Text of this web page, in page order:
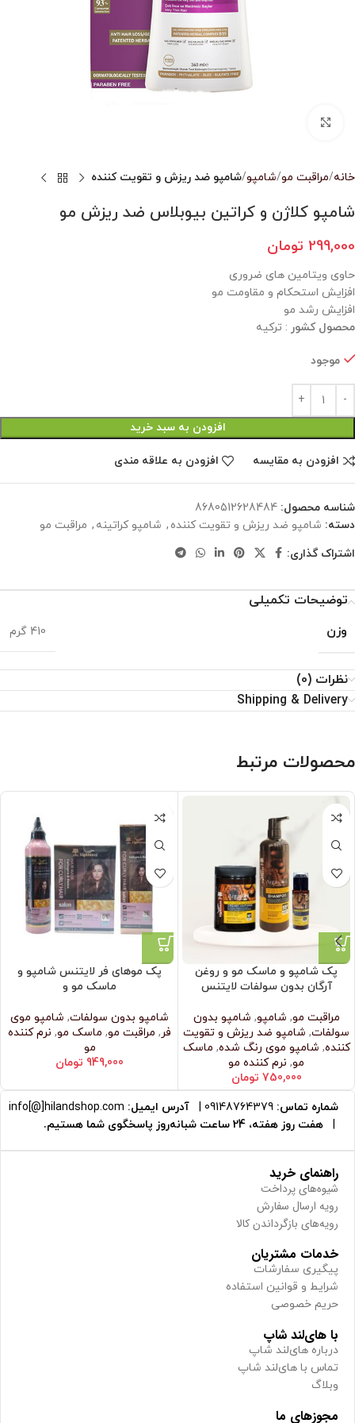
خانه مراقبت مو شامپو شامپو ضد ریزش و تقویت کننده
شامپو کلاژن و کراتین بیوبلاس ضد ریزش مو
299,000 تومان
حاوی ویتامین های ضروری
افزایش استحکام و مقاومت مو
افزایش رشد مو
محصول کشور : ترکیه
موجود
افزودن به سبد خرید
افزودن به مقایسه افزودن به علاقه مندی
شناسه محصول: 8680512628484
دسته: شامپو ضد ریزش و تقویت کننده , شامپو کراتینه , مراقبت مو
اشتراک گذاری:
توضیحات تکمیلی
وزن
410 گرم
نظرات (0)
Shipping & Delivery
محصولات مرتبط
پک شامپو و ماسک مو و روغن
آرگان بدون سولفات لایتنس
مراقبت مو, شامپو, شامپو بدون
سولفات, شامپو ضد ریزش و تقویت
کننده, شامپو موی رنگ شده, ماسک
مو, نرم‌ کننده مو
750,000 تومان
پک موهای فر لایتنس شامپو و
ماسک مو و
شامپو بدون سولفات, شامپو موی
فر, مراقبت مو, ماسک مو, نرم‌ کننده
مو
949,000 تومان
شماره تماس: 09148764379
| آدرس ایمیل: info[@]hilandshop.com
|
هفت روز هفته، 24 ساعت شبانه‌روز پاسخگوی شما هستیم.
راهنمای خرید
شیوه‌های پرداخت
رویه ارسال سفارش
رویه‌های بازگرداندن کالا
خدمات مشتریان
پیگیری سفارشات
شرایط و قوانین استفاده
حریم خصوصی
با های‌لند شاپ
درباره های‌لند شاپ
تماس با های‌لند شاپ
وبلاگ
مجوزهای ما